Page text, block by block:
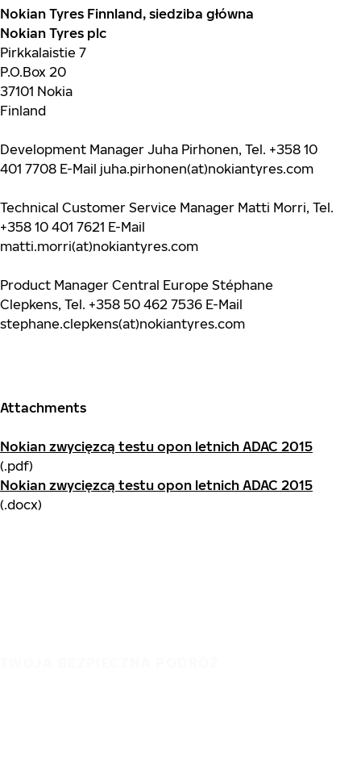
Nokian Tyres Finnland, siedziba główna
Nokian Tyres plc
Pirkkalaistie 7
P.O.Box 20
37101 Nokia
Finland
Development Manager Juha Pirhonen, Tel. +358 10
401 7708 E-Mail juha.pirhonen(at)nokiantyres.com
Technical Customer Service Manager Matti Morri, Tel.
+358 10 401 7621 E-Mail
matti.morri(at)nokiantyres.com
Product Manager Central Europe Stéphane
Clepkens, Tel. +358 50 462 7536 E-Mail
stephane.clepkens(at)nokiantyres.com
Attachments
Nokian zwycięzcą testu opon letnich ADAC 2015
(.pdf)
Nokian zwycięzcą testu opon letnich ADAC 2015
(.docx)